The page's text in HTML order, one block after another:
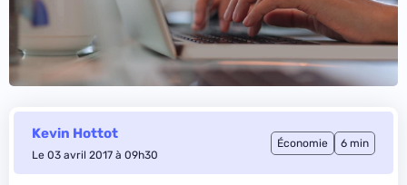
Kevin Hottot
Le 03 avril 2017 à 09h30
Économie 6 min